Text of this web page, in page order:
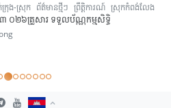
ក្រុង-ស្រុក ព័ត៌មានថ្មីៗ ព្រឹត្តិការណ៍ ស្រុកកំពង់លែង
០២៦គ្រួសារ ទទួលប័ណ្ណកម្មសិទ្ធិ